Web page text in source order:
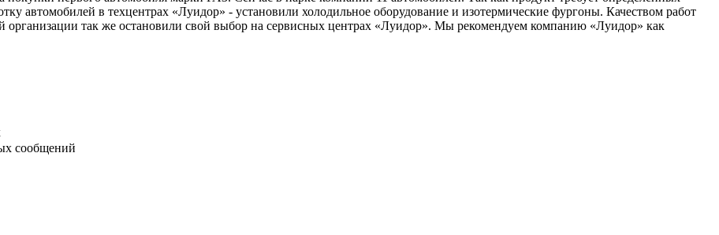
автомобилей в техцентрах «Луидор» - установили холодильное оборудование и изотермические фургоны. Качеством работ
организации так же остановили свой выбор на сервисных центрах «Луидор». Мы рекомендуем компанию «Луидор» как
сообщений